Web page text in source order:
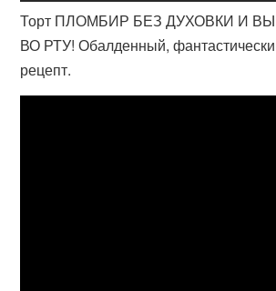
Торт ПЛОМБИР БЕЗ ДУХОВКИ И
ВО РТУ! Обалденный,
рецепт.